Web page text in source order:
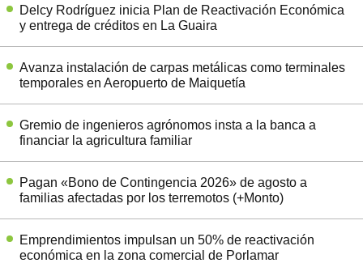
Delcy Rodríguez inicia Plan de Reactivación Económica
y entrega de créditos en La Guaira
Avanza instalación de carpas metálicas como terminales
temporales en Aeropuerto de Maiquetía
Gremio de ingenieros agrónomos insta a la banca a
financiar la agricultura familiar
Pagan «Bono de Contingencia 2026» de agosto a
familias afectadas por los terremotos (+Monto)
Emprendimientos impulsan un 50% de reactivación
económica en la zona comercial de Porlamar